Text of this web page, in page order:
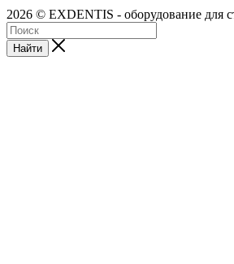
2026 © EXDENTIS - оборудование для
Найти